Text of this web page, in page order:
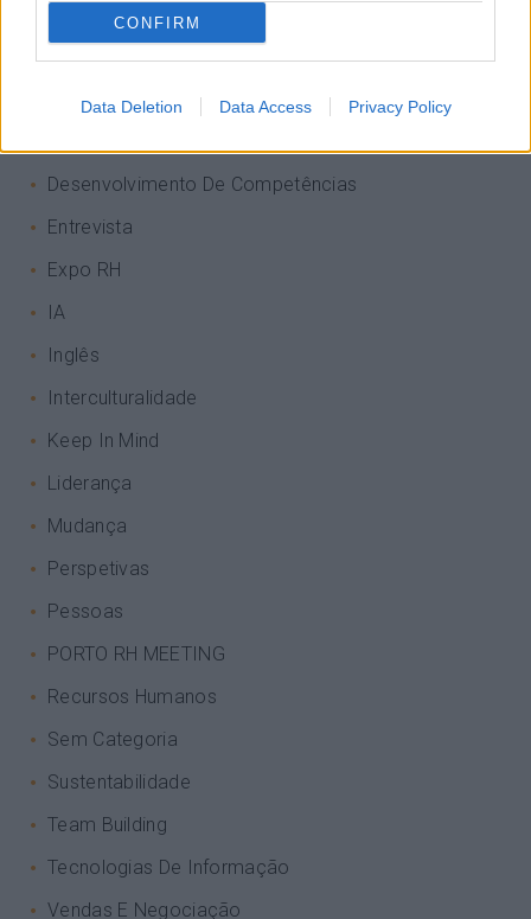
CONFIRM
Data Deletion Data Access Privacy Policy
Atendimento E Relação Cliente
Comunicação
Cultura
Desenvolvimento De Competências
Entrevista
Expo RH
IA
Inglês
Interculturalidade
Keep In Mind
Liderança
Mudança
Perspetivas
Pessoas
PORTO RH MEETING
Recursos Humanos
Sem Categoria
Sustentabilidade
Team Building
Tecnologias De Informação
Vendas E Negociação